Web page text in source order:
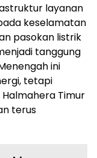
layanan
keselamatan
pasokan listrik
tanggung
ini
tetapi
Timur
terus